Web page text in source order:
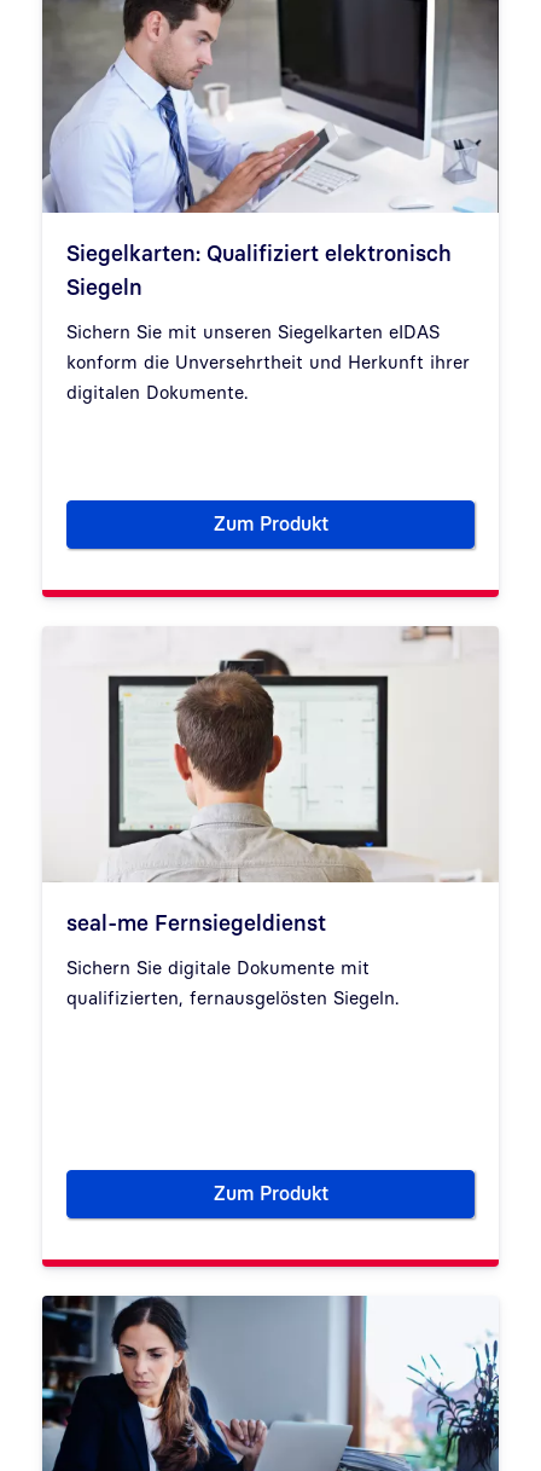
Siegelkarten: Qualifiziert elektronisch
Siegeln
Sichern Sie mit unseren Siegelkarten eIDAS
konform die Unversehrtheit und Herkunft ihrer
digitalen Dokumente.
Zum ProduktSiegelkarten: Qualifiziert
seal-me Fernsiegeldienst
Sichern Sie digitale Dokumente mit
qualifizierten, fernausgelösten Siegeln.
Zum Produktseal-me Fernsiegeldienst